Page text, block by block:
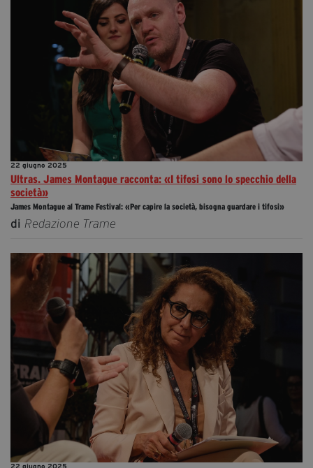
22 giugno 2025
Ultras. James Montague racconta: «I tifosi sono lo specchio della
società»
James Montague al Trame Festival: «Per capire la società, bisogna guardare i tifosi»
di Redazione Trame
22 giugno 2025